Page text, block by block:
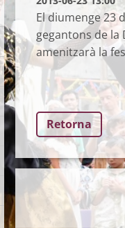
El diumenge 23
gegantons de la
amenitzarà la
Retorna